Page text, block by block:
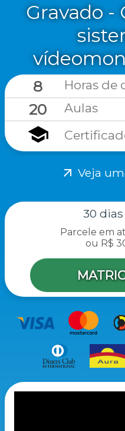
Gravado -
8 Horas de
20 Aulas
school
arrow_outward Veja
30
Parcele em
ou R$